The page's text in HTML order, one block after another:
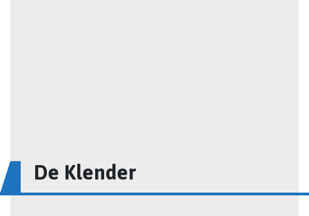
De Klender